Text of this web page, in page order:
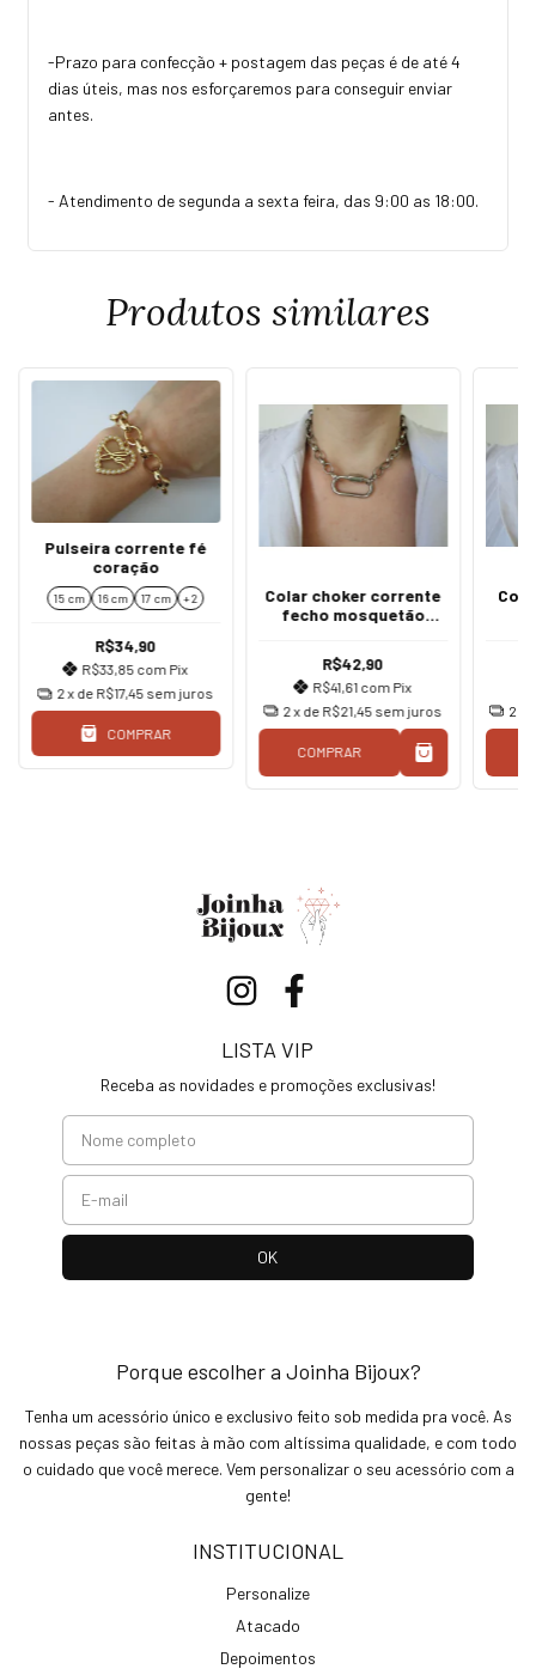
-Prazo para confecção + postagem das peças é de até 4
dias úteis, mas nos esforçaremos para conseguir enviar
antes.
- Atendimento de segunda a sexta feira, das 9:00 as 18:00.
Produtos similares
Pulseira corrente fé
coração
15 cm 16 cm 17 cm + 2
R$34,90
R$33,85 com Pix
2x de R$17,45 sem juros
COMPRAR
Colar choker corrente
fecho mosquetão
R$42,90
R$41,61 com Pix
2 x de R$21,45 sem juros
COMPRAR
2
LISTA VIP
Receba as novidades e promoções exclusivas!
Porque escolher a Joinha Bijoux?
Tenha um acessório único e exclusivo feito sob medida pra você. As
nossas peças são feitas à mão com altíssima qualidade, e com todo
o cuidado que você merece. Vem personalizar o seu acessório com a
gente!
INSTITUCIONAL
Personalize
Atacado
Depoimentos